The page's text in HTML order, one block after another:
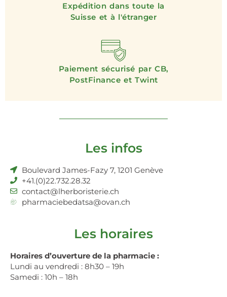
Expédition dans toute la
Suisse et à l'étranger
Paiement sécurisé par CB,
PostFinance et Twint
Les infos
Boulevard James-Fazy 7, 1201 Genève
+41.(0)22.732.28.32
contact@lherboristerie.ch
pharmaciebedatsa@ovan.ch
Les horaires
Horaires d’ouverture de la pharmacie :
Lundi au vendredi : 8h30 – 19h
Samedi : 10h – 18h